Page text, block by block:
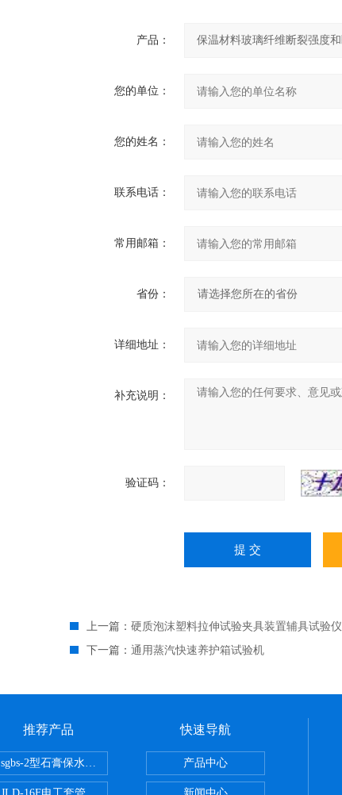
产品：
您的单位：
您的姓名：
联系电话：
常用邮箱：
省份：
详细地址：
补充说明：
验证码：
上一篇： 硬质泡沫塑料拉伸试验夹具装置辅具试验仪
下一篇： 通用蒸汽快速养护箱试验机
推荐产品
sgbs-2型石膏保水率测定仪粉刷石膏检测水泥全自动
快速导航
产品中心